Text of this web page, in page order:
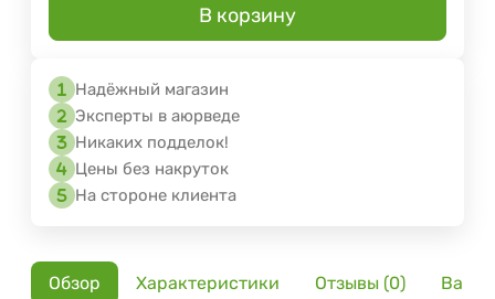
В корзину
Надёжный магазин
Эксперты в аюрведе
Никаких подделок!
Цены без накруток
На стороне клиента
Обзор Характеристики Отзывы (0)